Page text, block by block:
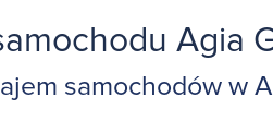
Agia
samochodów w